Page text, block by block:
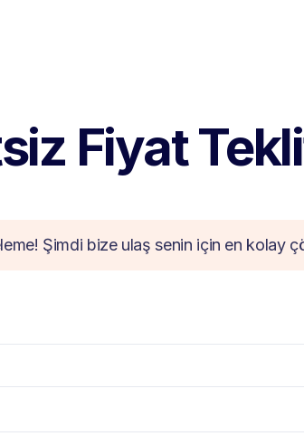
Fiyat
Şimdi bize ulaş senin için en kolay